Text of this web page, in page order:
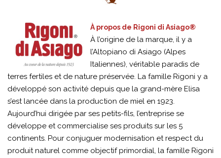
À propos de Rigoni di Asiago®
À l’origine de la marque, il y a
l’Altopiano di Asiago (Alpes
Italiennes), véritable paradis de
terres fertiles et de nature préservée. La famille Rigoni y a
développé son activité depuis que la grand-mère Elisa
s’est lancée dans la production de miel en 1923.
Aujourd’hui dirigée par ses petits-fils, l’entreprise se
développe et commercialise ses produits sur les 5
continents. Pour conjuguer modernisation et respect du
produit naturel comme objectif primordial, la famille Rigoni